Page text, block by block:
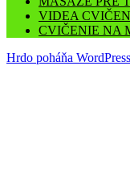
VIDEA
CVIČENIE NA
Hrdo poháňa WordPress